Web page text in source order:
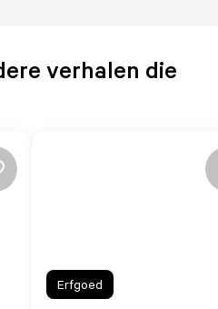
verhalen die
Erfgoed